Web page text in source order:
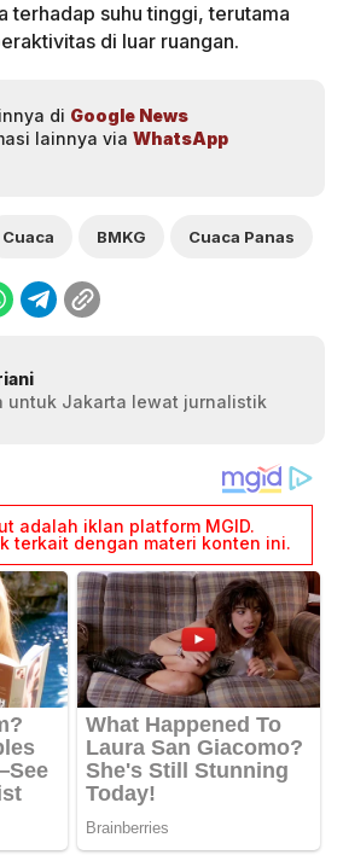
terhadap suhu tinggi, terutama
di luar ruangan.
di Google News
lainnya via WhatsApp
Cuaca BMKG Cuaca Panas
untuk Jakarta lewat jurnalistik